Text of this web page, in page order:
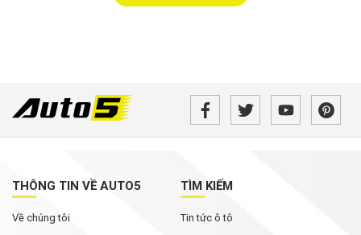
THÔNG TIN VỀ AUTO5
Về chúng tôi
TÌM KIẾM
Tin tức ô tô